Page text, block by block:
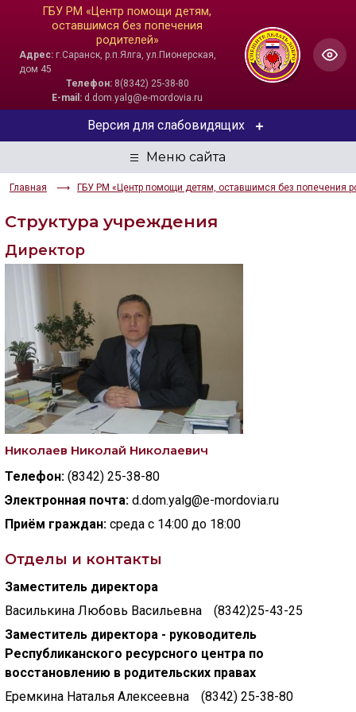
ГБУ РМ «Центр помощи детям,
оставшимся без попечения
родителей»
Адрес: г.Саранск, р.п.Ялга, ул.Пионерская,
дом 45
Телефон:8(8342) 25-38-80
E-mail: d.dom.yalg@e-mordovia.ru
Главная ГБУ РМ «Центр помощи детям, оставшимся без попечения
Версия для слабовидящих
ЦВЕТОВАЯ СХЕМА
Aa Aa Aa
Aa Aa Aa
ИЗОБРАЖЕНИЯ
Скрыть Ч/б
🔊 Включить озвучивание
Настройки по умолчанию
Настройки по умолчанию
Структура учреждения
Директор
Николаев Николай Николаевич
Телефон: (8342) 25-38-80
Электронная почта: d.dom.yalg@e-mordovia.ru
Приём граждан: среда с 14:00 до 18:00
Отделы и контакты
Заместитель директора
Василькина Любовь Васильевна
(8342)25-43-25
Заместитель директора - руководитель
Республиканского ресурсного центра по
восстановлению в родительских правах
Еремкина Наталья Алексеевна
(8342) 25-38-80